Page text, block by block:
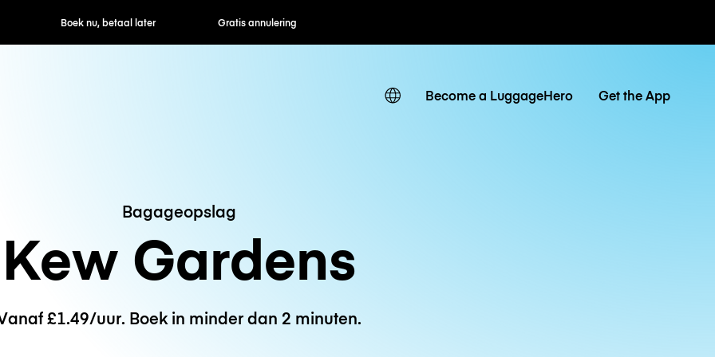
nu, betaal later Gratis annulering Uur- / dagtarieven
Become a LuggageHero Get the App
Bagageopslag
Kew Gardens
£1.49/uur. Boek in minder dan 2 minuten.